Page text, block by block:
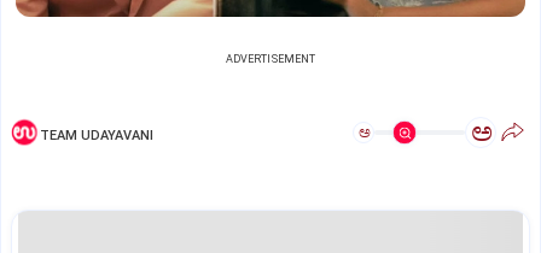
ADVERTISEMENT
TEAM UDAYAVANI ಅ ಅ